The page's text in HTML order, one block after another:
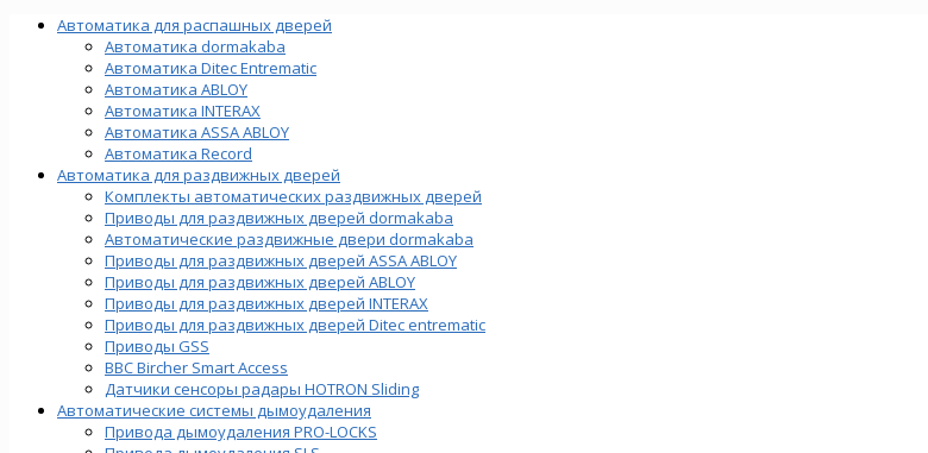
Автоматика для распашных дверей
Автоматика dormakaba
Автоматика Ditec Entrematic
Автоматика ABLOY
Автоматика INTERAX
Автоматика ASSA ABLOY
Автоматика Record
Автоматика для раздвижных дверей
Комплекты автоматических раздвижных дверей
Приводы для раздвижных дверей dormakaba
Автоматические раздвижные двери dormakaba
Приводы для раздвижных дверей ASSA ABLOY
Приводы для раздвижных дверей ABLOY
Приводы для раздвижных дверей INTERAX
Приводы для раздвижных дверей Ditec entrematic
Приводы GSS
BBC Bircher Smart Access
Датчики сенсоры радары HOTRON Sliding
Автоматические системы дымоудаления
Привода дымоудаления PRO-LOCKS